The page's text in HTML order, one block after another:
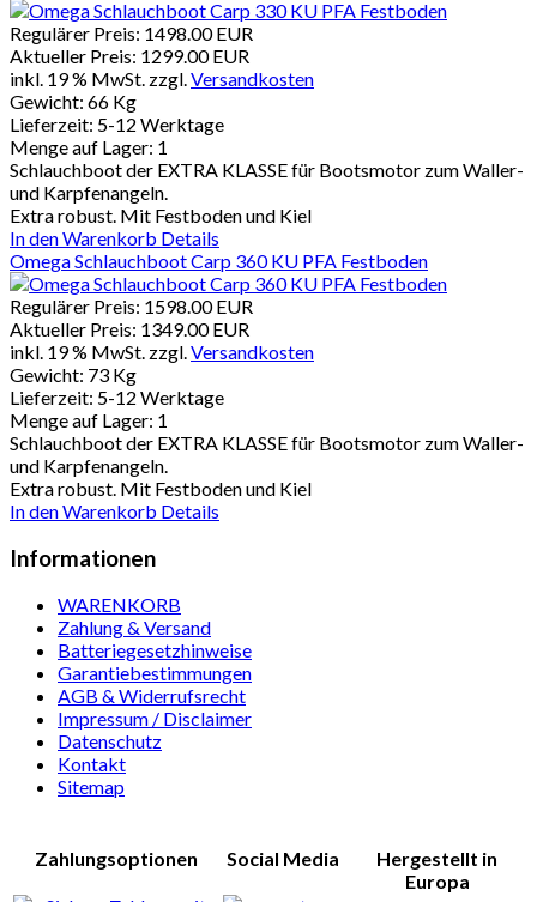
Regulärer Preis: 1498.00 EUR
Aktueller Preis: 1299.00 EUR
inkl. 19 % MwSt. zzgl.Versandkosten
Gewicht: 66 Kg
Lieferzeit: 5-12 Werktage
Menge auf Lager: 1
Schlauchboot der EXTRA KLASSE für Bootsmotor zum Waller-
und Karpfenangeln.
Extra robust. Mit Festboden und Kiel
In den Warenkorb Details
Omega Schlauchboot Carp 360 KU PFA Festboden
Regulärer Preis: 1598.00 EUR
Aktueller Preis: 1349.00 EUR
inkl. 19 % MwSt. zzgl.Versandkosten
Gewicht: 73 Kg
Lieferzeit: 5-12 Werktage
Menge auf Lager: 1
Schlauchboot der EXTRA KLASSE für Bootsmotor zum Waller-
und Karpfenangeln.
Extra robust. Mit Festboden und Kiel
In den Warenkorb Details
Informationen
WARENKORB
Zahlung & Versand
Batteriegesetzhinweise
Garantiebestimmungen
AGB & Widerrufsrecht
Impressum / Disclaimer
Datenschutz
Kontakt
Sitemap
Zahlungsoptionen Social Media
Hergestellt in
Europa